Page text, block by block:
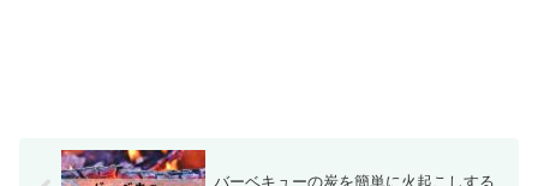
バーベキューの炭を簡単に火起こしする